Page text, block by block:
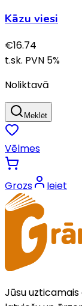
Kāzu viesi
€16.74
t.sk. PVN 5%
Noliktavā
Meklēt
Vēlmes
Grozs Ieiet
Jūsu